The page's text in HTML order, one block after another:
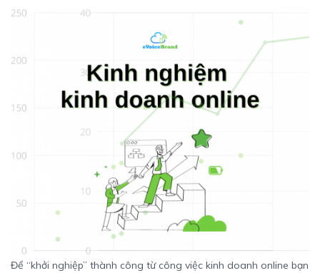
Để “khởi nghiệp” thành công từ công việc kinh doanh online bạn